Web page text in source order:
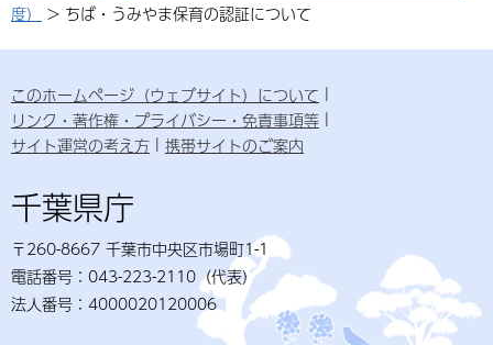
度）
> ちば・うみやま保育の認証について
このホームページ（ウェブサイト）について
リンク・著作権・プライバシー・免責事項等
サイト運営の考え方
携帯サイトのご案内
千葉県庁
〒260-8667 千葉市中央区市場町1-1
電話番号：043-223-2110（代表）
法人番号：4000020120006